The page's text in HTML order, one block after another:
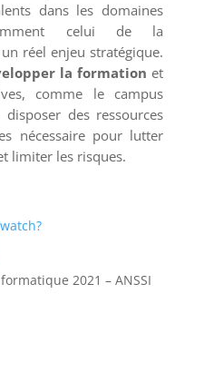
dans les domaines
celui de la
réel enjeu stratégique.
la formation et
comme le campus
des ressources
nécessaire pour lutter
limiter les risques.
2021 – ANSSI